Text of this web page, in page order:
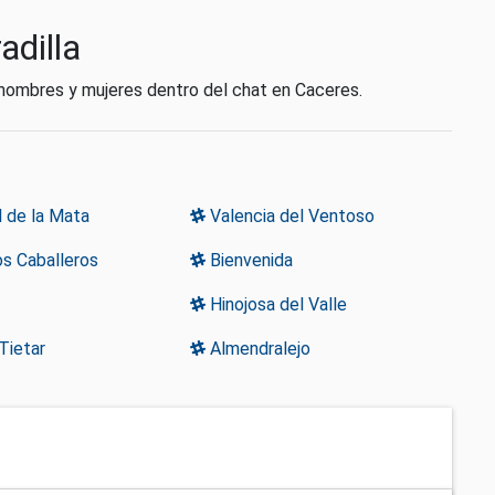
y mujeres dentro del chat en Caceres.
de la Mata Valencia del Ventoso
Caballeros Bienvenida
Hinojosa del Valle
Almendralejo